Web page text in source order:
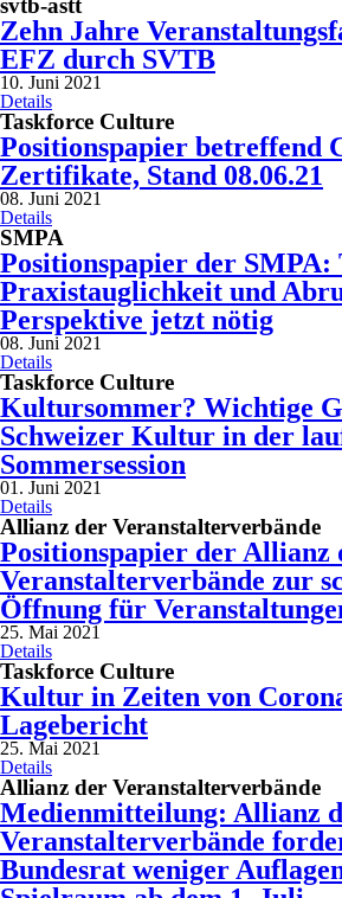
svtb-astt
Zehn Jahre
EFZ durch SVTB
10. Juni 2021
Details
Taskforce Culture
Positionspapier betreffend
Zertifikate, Stand 08.06.21
08. Juni 2021
Details
SMPA
Positionspapier der SMPA:
Praxistauglichkeit und
Perspektive jetzt nötig
08. Juni 2021
Details
Taskforce Culture
Kultursommer? Wichtige
Schweizer Kultur in der
Sommersession
01. Juni 2021
Details
Allianz der Veranstalterverbände
Positionspapier der Allianz
Veranstalterverbände zur
Öffnung für
25. Mai 2021
Details
Taskforce Culture
Kultur in Zeiten von
Lagebericht
25. Mai 2021
Details
Allianz der Veranstalterverbände
Medienmitteilung: Allianz
Veranstalterverbände
Bundesrat weniger